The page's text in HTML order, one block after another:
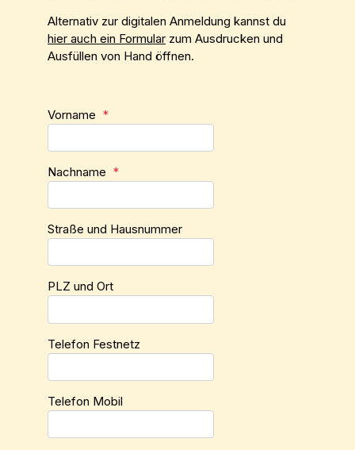
Alternativ zur digitalen Anmeldung kannst du
hier auch ein Formular zum Ausdrucken und
Ausfüllen von Hand öffnen.
Vorname *
Nachname *
Straße und Hausnummer
PLZ und Ort
Telefon Festnetz
Telefon Mobil